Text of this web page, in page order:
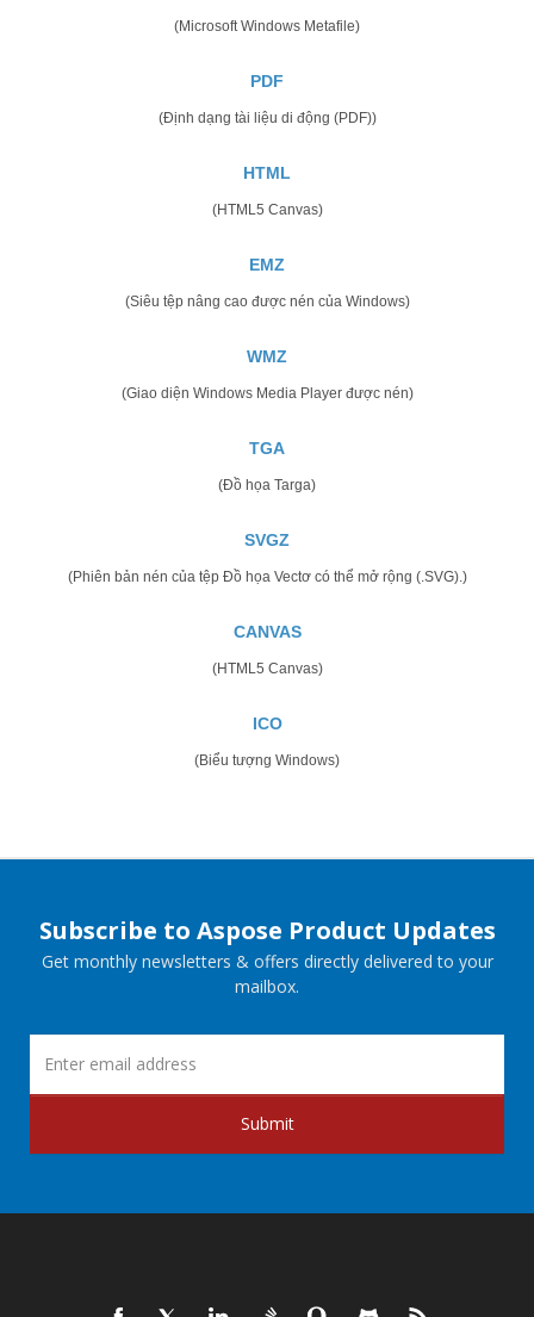
(Microsoft Windows Metafile)
PDF
(Định dạng tài liệu di động (PDF))
HTML
(HTML5 Canvas)
EMZ
(Siêu tệp nâng cao được nén của Windows)
WMZ
(Giao diện Windows Media Player được nén)
TGA
(Đồ họa Targa)
SVGZ
(Phiên bản nén của tệp Đồ họa Vectơ có thể mở rộng (.SVG).)
CANVAS
(HTML5 Canvas)
ICO
(Biểu tượng Windows)
Subscribe to Aspose Product Updates
Get monthly newsletters & offers directly delivered to your
mailbox.
Submit